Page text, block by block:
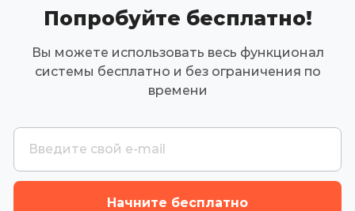
Попробуйте бесплатно!
Вы можете использовать весь функционал
системы бесплатно и без ограничения по
времени
Начните бесплатно